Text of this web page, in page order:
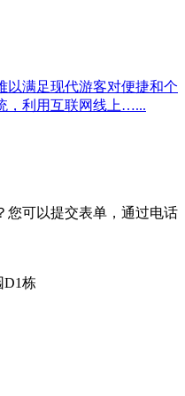
以满足现代游客对便捷和个
，利用互联网线上…...
您可以提交表单，通过电话
D1栋